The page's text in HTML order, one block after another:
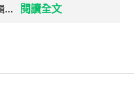
...
閱讀全文